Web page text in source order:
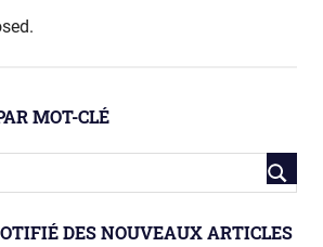
MOT-CLÉ
DES NOUVEAUX ARTICLES